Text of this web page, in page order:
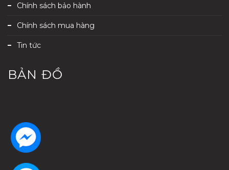
Chính sách bảo hành
Chính sách mua hàng
Tin tức
BẢN ĐỒ